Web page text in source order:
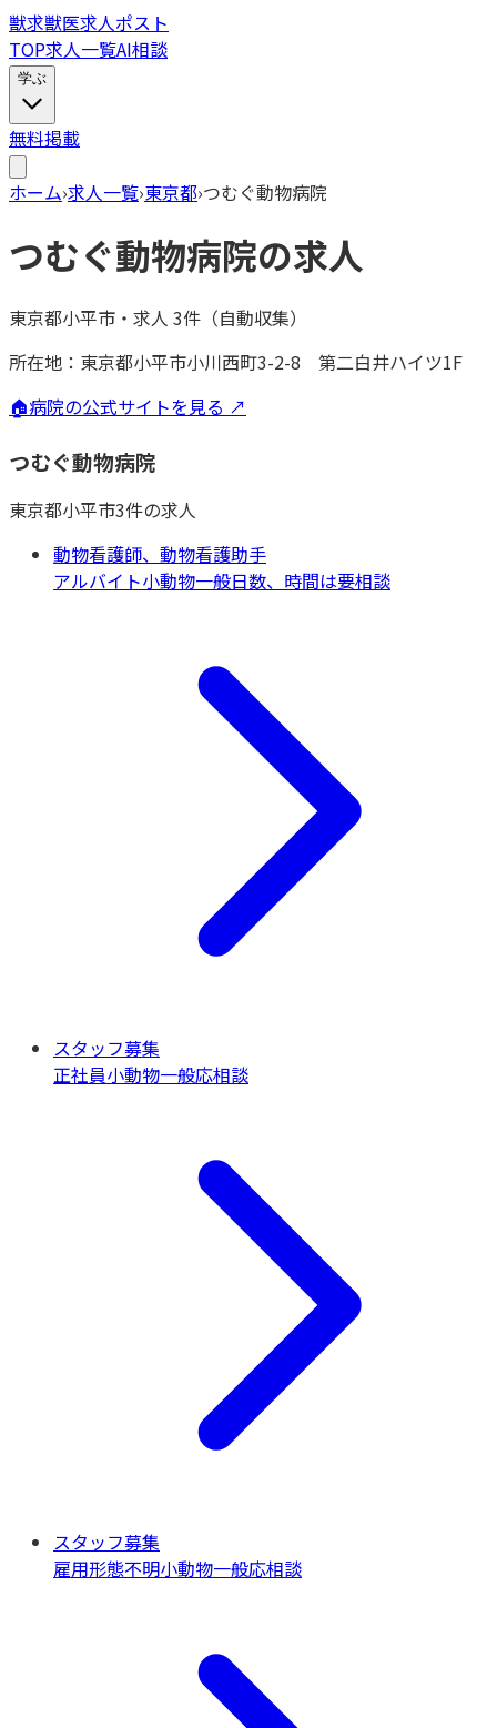
獣求獣医求人ポスト
TOP求人一覧AI相談
学ぶ
無料掲載
ホーム›求人一覧›東京都›つむぐ動物病院
つむぐ動物病院の求人
東京都小平市 ・ 求人 3件（自動収集）
所在地： 東京都小平市小川西町3-2-8 第二白井ハイツ1F
🏠病院の公式サイトを見る ↗
つむぐ動物病院
東京都小平市3件の求人
動物看護師、動物看護助手
アルバイト小動物一般日数、時間は要相談
スタッフ募集
正社員小動物一般応相談
スタッフ募集
雇用形態不明小動物一般応相談